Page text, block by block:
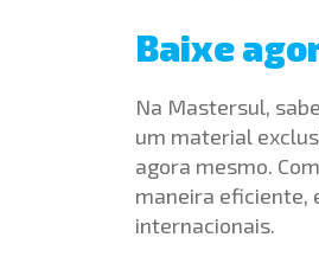
Baixe
Na Mastersul,
um material
agora mesmo.
maneira eficiente,
internacionais.